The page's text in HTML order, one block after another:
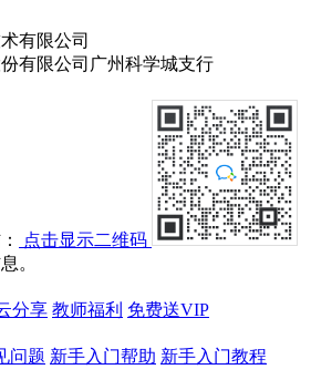
有限公司
有限公司广州科学城支行
点击显示二维码
。
分享 教师福利 免费送VIP
问题 新手入门帮助 新手入门教程